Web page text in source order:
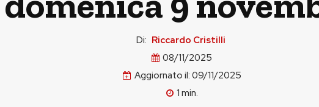
Di: Riccardo Cristilli
08/11/2025
Aggiornato il: 09/11/2025
1 min.